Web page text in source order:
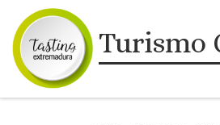
Saltar al contenido
Turismo